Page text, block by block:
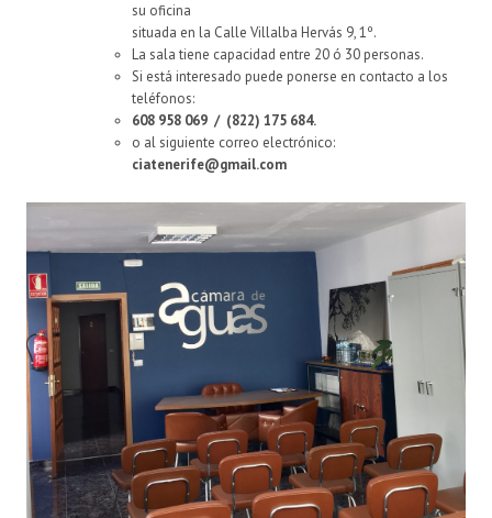
su oficina
situada en la Calle Villalba Hervás 9, 1º.
La sala tiene capacidad entre 20 ó 30 personas.
Si está interesado puede ponerse en contacto a los
teléfonos:
608 958 069 / (822) 175 684.
o al siguiente correo electrónico:
ciatenerife@gmail.com